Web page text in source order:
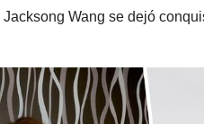
Wang se dejó